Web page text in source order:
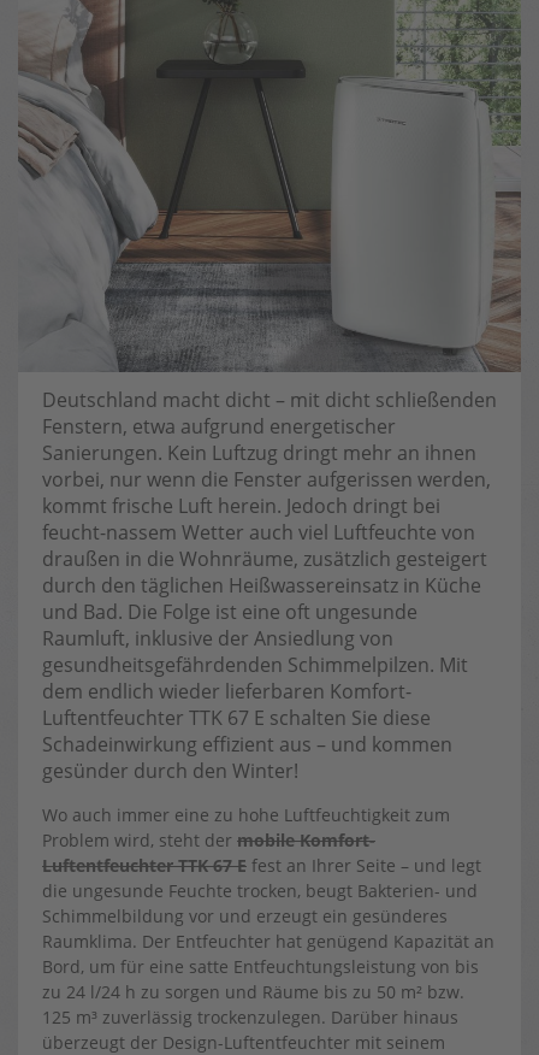
Deutschland macht dicht – mit dicht schließenden
Fenstern, etwa aufgrund energetischer
Sanierungen. Kein Luftzug dringt mehr an ihnen
vorbei, nur wenn die Fenster aufgerissen werden,
kommt frische Luft herein. Jedoch dringt bei
feucht-nassem Wetter auch viel Luftfeuchte von
draußen in die Wohnräume, zusätzlich gesteigert
durch den täglichen Heißwassereinsatz in Küche
und Bad. Die Folge ist eine oft ungesunde
Raumluft, inklusive der Ansiedlung von
gesundheitsgefährdenden Schimmelpilzen. Mit
dem endlich wieder lieferbaren Komfort-
Luftentfeuchter TTK 67 E schalten Sie diese
Schadeinwirkung effizient aus – und kommen
gesünder durch den Winter!
Wo auch immer eine zu hohe Luftfeuchtigkeit zum
Problem wird, steht der mobile Komfort-
Luftentfeuchter TTK 67 E fest an Ihrer Seite – und legt
die ungesunde Feuchte trocken, beugt Bakterien- und
Schimmelbildung vor und erzeugt ein gesünderes
Raumklima. Der Entfeuchter hat genügend Kapazität an
Bord, um für eine satte Entfeuchtungsleistung von bis
zu 24 l/24 h zu sorgen und Räume bis zu 50 m² bzw.
125 m³ zuverlässig trockenzulegen. Darüber hinaus
überzeugt der Design-Luftentfeuchter mit seinem